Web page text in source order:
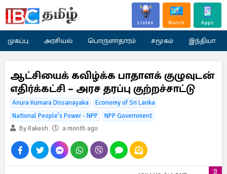
Listen Watch Apps
முகப்பு அரசியல் பொருளாதாரம் சமூகம் இந்தியா
ஆட்சியைக் கவிழ்க்க பாதாளக் குழுவுடன்
எதிர்க்கட்சி – அரச தரப்பு குற்றச்சாட்டு
Anura Kumara Dissanayaka
Economy of Sri Lanka
National People's Power - NPP
NPP Government
By Rakesh
a month ago